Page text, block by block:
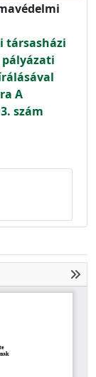
társasházi
A
szám